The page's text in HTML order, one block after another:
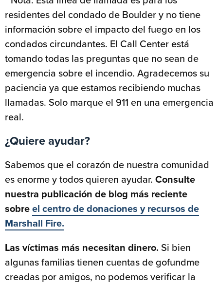
residentes del condado de Boulder y no tiene
información sobre el impacto del fuego en los
condados circundantes. El Call Center está
tomando todas las preguntas que no sean de
emergencia sobre el incendio. Agradecemos su
paciencia ya que estamos recibiendo muchas
llamadas. Solo marque el 911 en una emergencia
real.
¿Quiere ayudar?
Sabemos que el corazón de nuestra comunidad
es enorme y todos quieren ayudar. Consulte
nuestra publicación de blog más reciente
sobreel centro de donaciones y recursos de
Marshall Fire.
Las víctimas más necesitan dinero. Si bien
algunas familias tienen cuentas de gofundme
creadas por amigos, no podemos verificar la